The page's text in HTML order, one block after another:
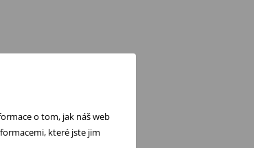
o tom, jak náš web
které jste jim